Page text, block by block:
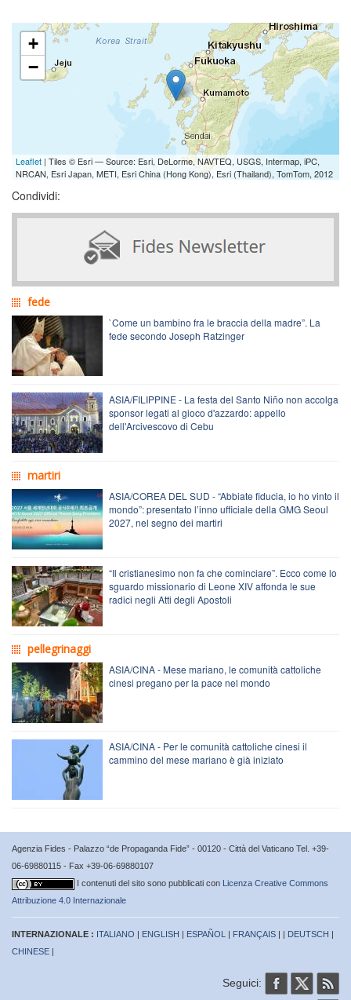
+
−
Leaflet | Tiles © Esri — Source: Esri, DeLorme, NAVTEQ, USGS, Intermap, iPC,
NRCAN, Esri Japan, METI, Esri China (Hong Kong), Esri (Thailand), TomTom, 2012
Condividi:
fede
`Come un bambino fra le braccia della madre”. La
fede secondo Joseph Ratzinger
ASIA/FILIPPINE - La festa del Santo Niño non accolga
sponsor legati al gioco d'azzardo: appello
dell'Arcivescovo di Cebu
martiri
ASIA/COREA DEL SUD - “Abbiate fiducia, io ho vinto il
mondo”: presentato l’inno ufficiale della GMG Seoul
2027, nel segno dei martiri
“Il cristianesimo non fa che cominciare”. Ecco come lo
sguardo missionario di Leone XIV affonda le sue
radici negli Atti degli Apostoli
pellegrinaggi
ASIA/CINA - Mese mariano, le comunità cattoliche
cinesi pregano per la pace nel mondo
ASIA/CINA - Per le comunità cattoliche cinesi il
cammino del mese mariano è già iniziato
Agenzia Fides - Palazzo “de Propaganda Fide” - 00120 - Città del Vaticano Tel. +39-
06-69880115 - Fax +39-06-69880107
I contenuti del sito sono pubblicati con Licenza Creative Commons
Attribuzione 4.0 Internazionale
INTERNAZIONALE : ITALIANO | ENGLISH | ESPAÑOL | FRANÇAIS | | DEUTSCH |
CHINESE |
Seguici: